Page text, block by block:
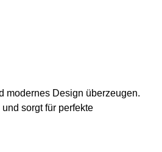
modernes Design überzeugen.
sorgt für perfekte